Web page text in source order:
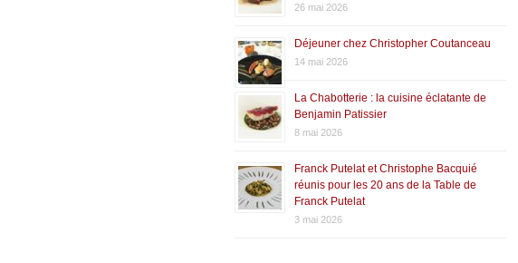
26 mai 2026
Déjeuner chez Christopher Coutanceau
14 mai 2026
La Chabotterie : la cuisine éclatante de
Benjamin Patissier
8 mai 2026
Franck Putelat et Christophe Bacquié
réunis pour les 20 ans de la Table de
Franck Putelat
3 mai 2026